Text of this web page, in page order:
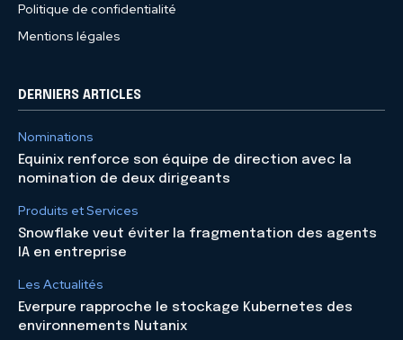
Politique de confidentialité
Mentions légales
DERNIERS ARTICLES
Nominations
Equinix renforce son équipe de direction avec la
nomination de deux dirigeants
Produits et Services
Snowflake veut éviter la fragmentation des agents
IA en entreprise
Les Actualités
Everpure rapproche le stockage Kubernetes des
environnements Nutanix